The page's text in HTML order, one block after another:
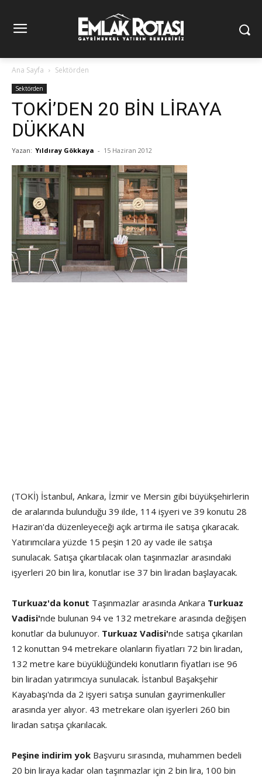
Ana Sayfa Sektörden
Sektörden
TOKİ’DEN 20 BİN LİRAYA
DÜKKAN
Yazan: Yıldıray Gökkaya - 15 Haziran 2012
(TOKİ) İstanbul, Ankara, İzmir ve Mersin gibi büyükşehirlerin
de aralarında bulunduğu 39 ilde, 114 işyeri ve 39 konutu 28
Haziran'da düzenleyeceği açık artırma ile satışa çıkaracak.
Yatırımcılara yüzde 15 peşin 120 ay vade ile satışa
sunulacak. Satışa çıkartılacak olan taşınmazlar arasındaki
işyerleri 20 bin lira, konutlar ise 37 bin liradan başlayacak.
Turkuaz'da konut Taşınmazlar arasında Ankara Turkuaz
Vadisi'nde bulunan 94 ve 132 metrekare arasında değişen
konutlar da bulunuyor. Turkuaz Vadisi'nde satışa çıkarılan
12 konuttan 94 metrekare olanların fiyatları 72 bin liradan,
132 metre kare büyüklüğündeki konutların fiyatları ise 96
bin liradan yatırımcıya sunulacak. İstanbul Başakşehir
Kayabaşı'nda da 2 işyeri satışa sunulan gayrimenkuller
arasında yer alıyor. 43 metrekare olan işyerleri 260 bin
liradan satışa çıkarılacak.
Peşine indirim yok Başvuru sırasında, muhammen bedeli
20 bin liraya kadar olan taşınmazlar için 2 bin lira, 100 bin